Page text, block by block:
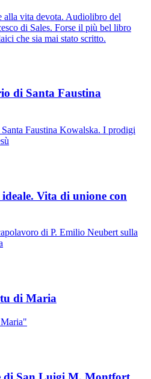
alla vita devota. Audiolibro del
di Sales. Forse il più bel libro
che sia mai stato scritto.
di Santa Faustina
Faustina Kowalska. I prodigi
Vita di unione con
di P. Emilio Neubert sulla
di Maria